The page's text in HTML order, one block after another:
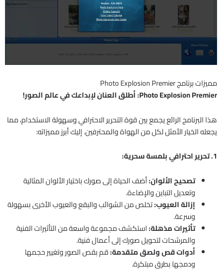
مميزات برنامج Photo Explosion Premier
Photo Explosion Premier: أطلق العنان لإبداعك في عالم الصور!
هذا البرنامج الرائع يجمع بين قوة التحرير الاحترافي وسهولة الاستخدام، مما
يجعله الخيار الأمثل لكل من الهواة والمحترفين. إليك أبرز مميزاته:
1. تحرير احترافي بلمسة سحرية:
تصحيح الألوان:أضف الحياة إلى صورك باختيار الألوان المثالية
وتعديل التباين والإضاءة.
إزالة العيوب:تخلص من الشوائب والبقع والعيوب الأخرى بسهولة
وسرعة.
تأثيرات مذهلة:استكشف مجموعة واسعة من التأثيرات الفنية
والمرشحات لتحويل صورك إلى أعمال فنية.
أدوات قص ولصق متقدمة:قم بقص الصور وتغيير حجمها
ودمجها بطرق مبتكرة.